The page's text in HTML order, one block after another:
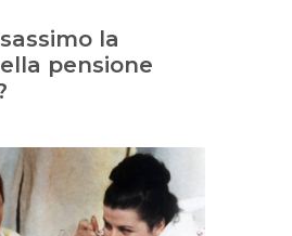
la
pensione